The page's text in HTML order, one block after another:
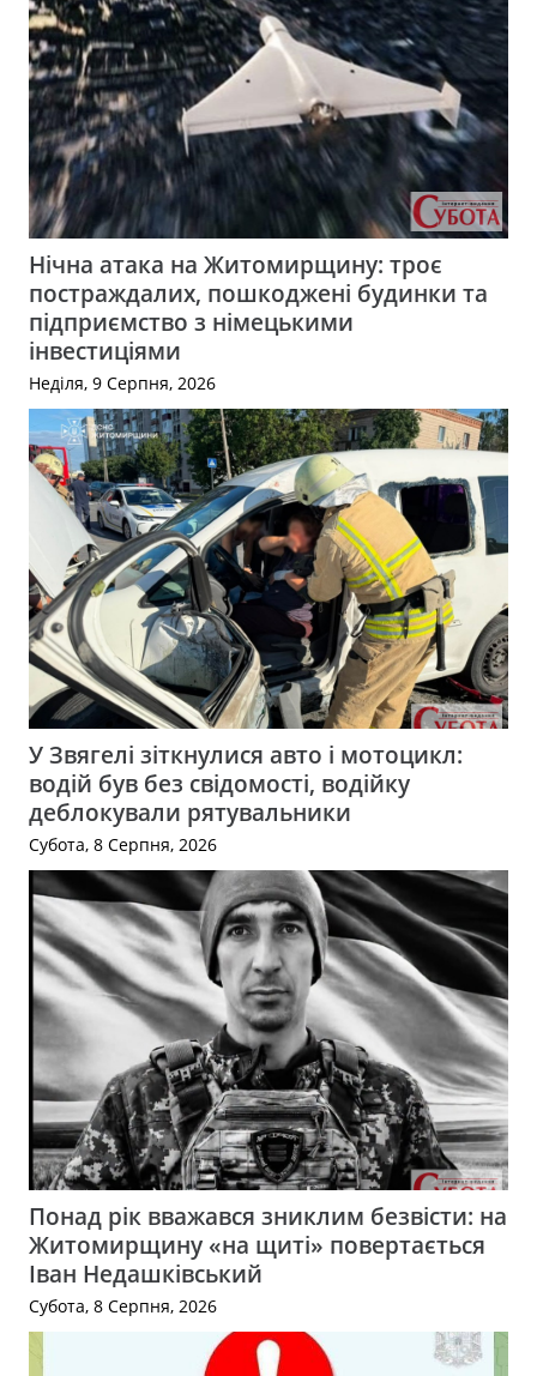
Нічна атака на Житомирщину: троє
постраждалих, пошкоджені будинки та
підприємство з німецькими
інвестиціями
Неділя, 9 Серпня, 2026
У Звягелі зіткнулися авто і мотоцикл:
водій був без свідомості, водійку
деблокували рятувальники
Субота, 8 Серпня, 2026
Понад рік вважався зниклим безвісти: на
Житомирщину «на щиті» повертається
Іван Недашківський
Субота, 8 Серпня, 2026